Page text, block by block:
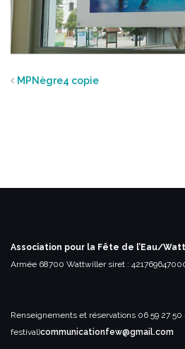
MPNègre4 copie
Association pour la Fête de l’Eau/
Armée 68700 Wattwillersiret :
Renseignements et réservations 06 59 27
festival)communicationfew@gmail.com